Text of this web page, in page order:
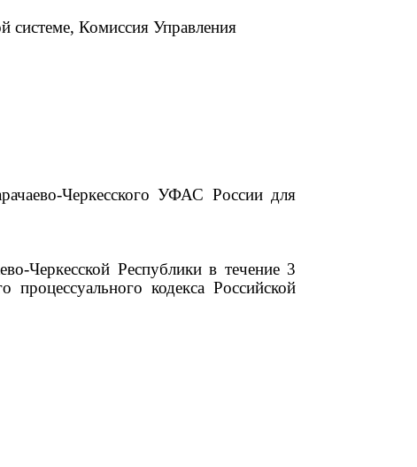
системе, Комиссия Управления
Черкесского УФАС России для
Черкесской Республики в течение 3
кодекса Российской